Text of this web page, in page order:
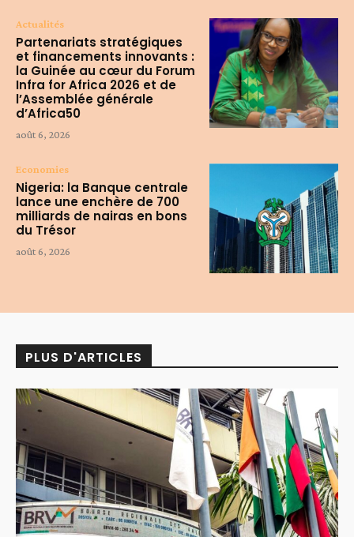
Actualités
Partenariats stratégiques
et financements innovants :
la Guinée au cœur du Forum
Infra for Africa 2026 et de
l’Assemblée générale
d’Africa50
août 6, 2026
Economies
Nigeria: la Banque centrale
lance une enchère de 700
milliards de nairas en bons
du Trésor
août 6, 2026
PLUS D'ARTICLES